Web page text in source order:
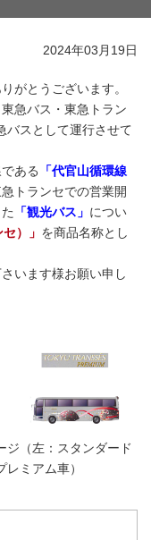
2024年03月19日
がとうございます。
急バス・東急トラン
バスとして運行させて
ある
「代官山循環線
急トランセでの営業開
「観光バス」 につい
）」 を商品名称とし
います様お願い申し
ジ（左：スタンダード
ミアム車）